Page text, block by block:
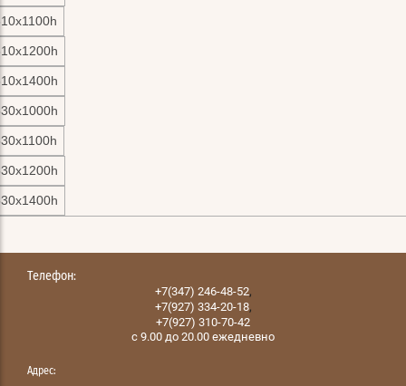
Телефон:
+7(347) 246-48-52,
+7(927) 334-20-18,
+7(927) 310-70-42
с 9.00 до 20.00 ежедневно
Адрес: